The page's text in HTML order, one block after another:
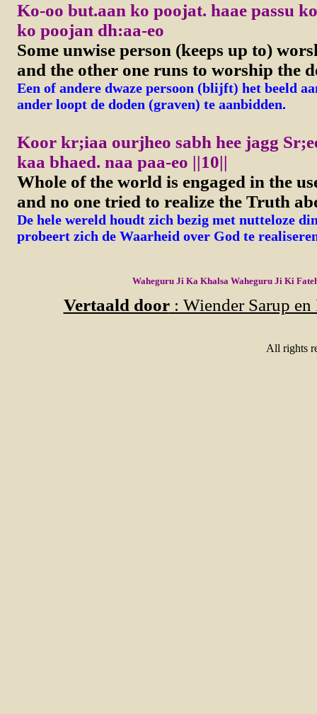
Ko-oo but.aan ko poojat. haae passu
ko poojan dh:aa-eo
Some unwise person (keeps up to)
and the other one runs to worship the
Een of andere dwaze persoon (blijft) het beeld
ander loopt de doden (graven) te aanbidden.
Koor kr;iaa ourjheo sabh hee jagg
kaa bhaed. naa paa-eo ||10||
Whole of the world is engaged in the
and no one tried to realize the Truth
De hele wereld houdt zich bezig met nutteloze
probeert zich de Waarheid over God te
Waheguru Ji Ka Khalsa Waheguru Ji Ki
Vertaald door: Wiender Sarup en
All rights